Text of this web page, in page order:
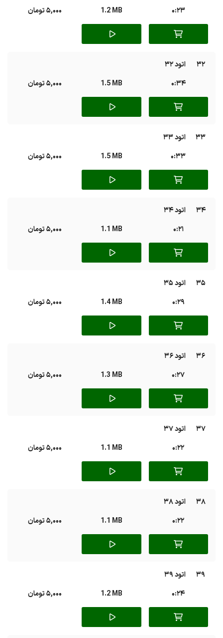
0:23
1.2 MB 5,000 تومان
32
اتود 32
0:34
1.5 MB 5,000 تومان
33
اتود 33
0:33
1.5 MB 5,000 تومان
34
اتود 34
0:21
1.1 MB 5,000 تومان
35
اتود 35
0:29
1.4 MB 5,000 تومان
36
اتود 36
0:27
1.3 MB 5,000 تومان
37
اتود 37
0:22
1.1 MB 5,000 تومان
38
اتود 38
0:22
1.1 MB 5,000 تومان
39
اتود 39
0:24
1.2 MB 5,000 تومان